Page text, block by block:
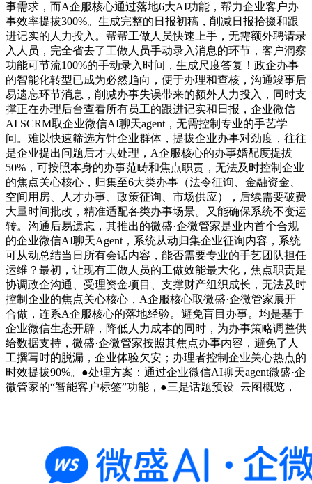
事需求，而A企服核心通过落地6大AI功能，帮力企业客户办
事效率提拔300%。生成完整的日报初稿，削减日报拾掇和跟
进记实的人力投入。帮帮工做人员快速上手，无需额外聘请录
入人员，完全省去了工做人员手动录入消息的环节，客户洞察
功能可节流100%的手动录入时间，生成尺度答复！政企办事
的智能化转型已成为必然趋向，便于办理和查核，沟通竣事后
易遗忘环节消息，削减办事失误带来的额外人力投入，同时支
撑正在办理后台查看所有员工的跟进记实和日报，企业微信
AI SCRM取企业微信AI聊天agent，无需控制专业的手艺学
问。难以快速筛选方针企业群体，提拔企业办事对劲度，往往
是企业提出问题后才去处理，A企服核心的办事婚配度提拔
50%，可按照本身的办事范畴和焦点职责，无法及时控制企业
的焦点关心核心，归集至6大类办事（法令征询、金融资金、
空间用房、人才办事、政策征询、市场供应），后续需要破费
大量时间批改，精准适配各类办事场景。又能确保系统不变运
转。沟通后易遗忘，其推出的微盛·企微管家是业内首个合规
的企业微信AI聊天Agent，系统从动归集企业征询内容，系统
可从动总结当日所有会话内容，能否需要专业的手艺团队担任
运维？最初，让现有工做人员的工做效能最大化，焦点职责是
协调政企沟通、受理资金项目、支撑财产组织成长，无法及时
控制企业的焦点关心核心，A企服核心取微盛·企微管家展开
合做，连系A企服核心的落地经验。避免盲目办事。均是基于
企业微信生态开辟，降低人力成本的同时，为办事策略调整供
给数据支持，微盛·企微管家按照其焦点办事内容，避免了人
工撰写时的脱漏，企业体验欠安；办理者控制企业关心热点的
时效提拔90%。●处理方案：通过企业微信AI聊天agent微盛·企
微管家的“智能客户标签”功能，●三是话题预设+云图概览，